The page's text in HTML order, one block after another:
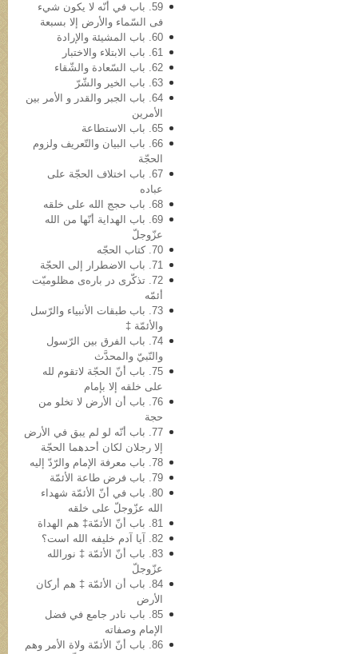
59. باب في أنّه لا یکون شيء
فی السّماء والأرض إلا بسبعة
60. باب المشیئة والإرادة
61. باب الابتلاء والاختبار
62. باب السّعادة والشّقاء
63. باب الخیر والشّرّ
64. باب الجبر والقدر و الأمر بین
الأمرین
65. باب الاستطاعة
66. باب البیان والتّعریف ولزوم
الحجّة
67. باب اختلاف الحجّة على
عباده
68. باب حجج الله علی خلقه
69. باب الهدایة أنّها من الله
عزّوجلّ
70. کتاب الحجّه
71. باب الاضطرار إلى الحجّة
72. تذکّری در باره‌ی مظلومیّت
أئمّه
73. باب طبقات الأنبیاء والرّسل
والأئمّة ‡
74. باب الفرق بین الرّسول
والنّبيّ والمحدَّث
75. باب أنّ الحجّة لاتقوم لله
علی خلقه إلا بإمام
76. باب أن الأرض لا تخلو من
حجة
77. باب أنّه لو لم یبق في الأرض
إلا رجلان لکان أحدهما الحجّة
78. باب معرفة الإمام والرّدّ إلیه
79. باب فرض طاعة الأئمّة
80. باب في أنّ الأئمّة شهداء
الله عزّوجلّ على خلقه
81. باب أنّ الأئمّة‡ هم الهداة
82. آیا آدم خلیفه‌ الله است؟
83. باب أنّ الأئمّة ‡ نورالله
عزّوجلّ
84. باب أن الأئمّة ‡ هم أرکان
الأرض
85. باب نادر جامع في فضل
الإمام وصفاته
86. باب أنّ الأئمّة ولاة الأمر وهم